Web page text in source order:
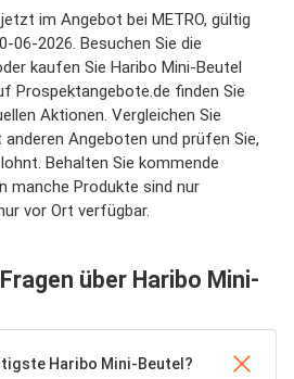
im Angebot bei METRO, gültig
06-2026. Besuchen Sie die
kaufen Sie Haribo Mini-Beutel
Prospektangebote.de finden Sie
Aktionen. Vergleichen Sie
Angeboten und prüfen Sie,
Behalten Sie kommende
manche Produkte sind nur
vor Ort verfügbar.
über Haribo Mini-
Haribo Mini-Beutel?